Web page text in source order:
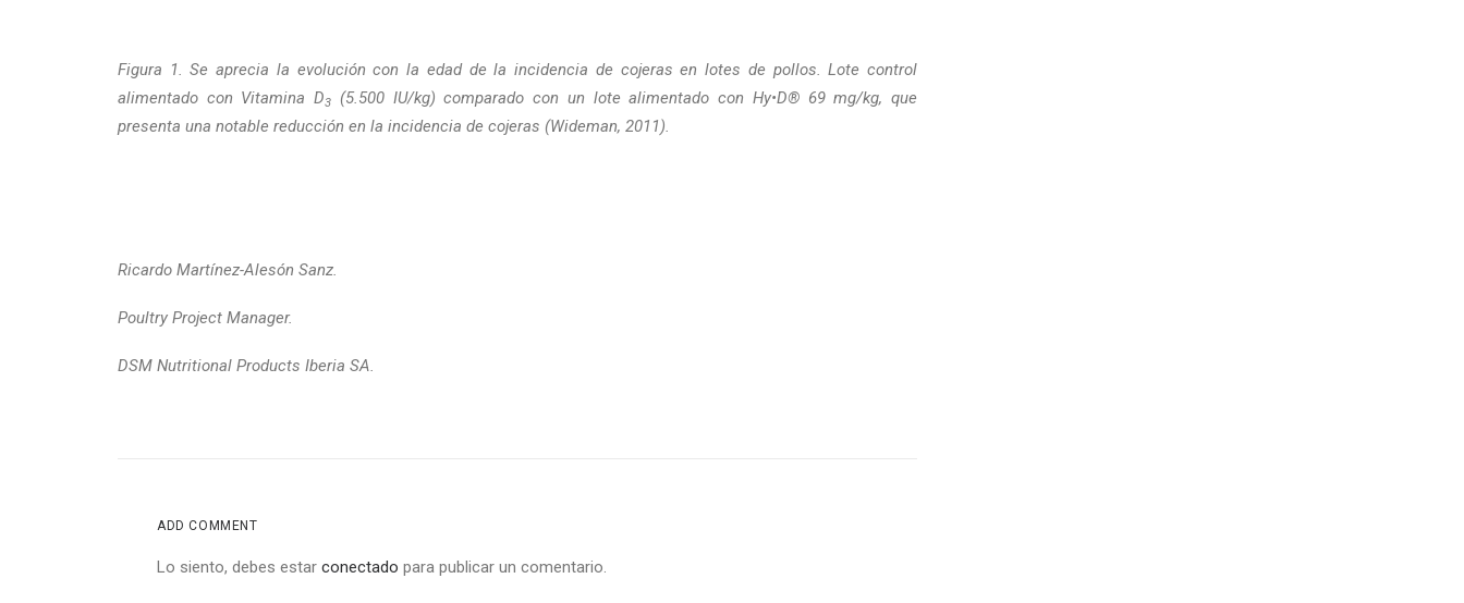
Figura 1. Se aprecia la evolución con la edad de la incidencia de cojeras en lotes de pollos. Lote control
alimentado con Vitamina D3
(5.500 IU/kg) comparado con un lote alimentado con Hy•D® 69 mg/kg, que
presenta una notable reducción en la incidencia de cojeras (Wideman, 2011).
Ricardo Martínez-Alesón Sanz.
Poultry Project Manager.
DSM Nutritional Products Iberia SA.
ADD COMMENT
Lo siento, debes estar conectado para publicar un comentario.